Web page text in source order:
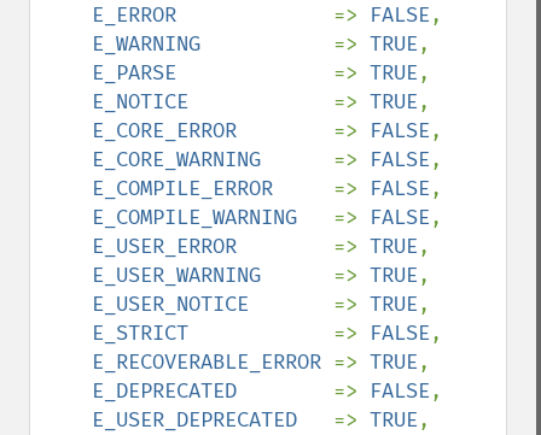
E_ERROR => FALSE,
E_WARNING => TRUE,
E_PARSE => TRUE,
E_NOTICE => TRUE,
E_CORE_ERROR => FALSE,
E_CORE_WARNING => FALSE,
E_COMPILE_ERROR => FALSE,
E_COMPILE_WARNING => FALSE,
E_USER_ERROR => TRUE,
E_USER_WARNING => TRUE,
E_USER_NOTICE => TRUE,
E_STRICT => FALSE,
E_RECOVERABLE_ERROR => TRUE,
E_DEPRECATED => FALSE,
E_USER_DEPRECATED => TRUE,